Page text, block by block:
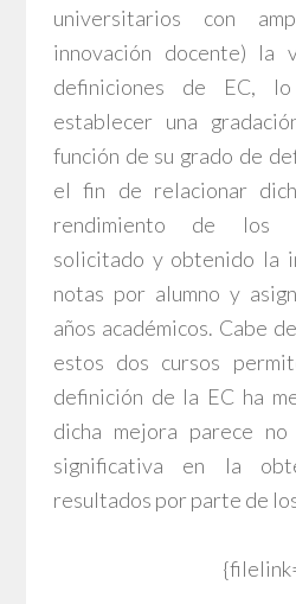
universitarios con
innovación docente) la
definiciones de EC,
establecer una
función de su grado de
el fin de relacionar
rendimiento de los
solicitado y obtenido la
notas por alumno y
años académicos. Cabe
estos dos cursos
definición de la EC ha
dicha mejora parece
significativa en la
resultados por parte de